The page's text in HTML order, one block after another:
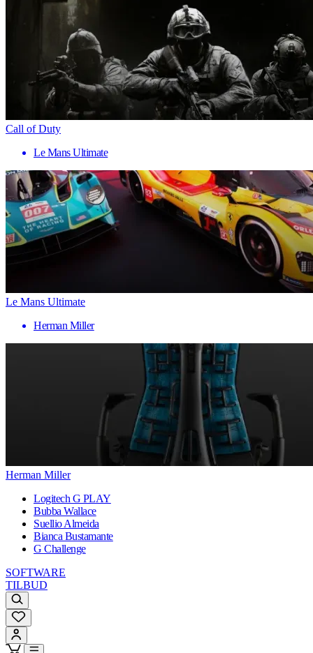
Call of Duty
Le Mans Ultimate
Le Mans Ultimate
Herman Miller
Herman Miller
Logitech G PLAY
Bubba Wallace
Suellio Almeida
Bianca Bustamante
G Challenge
SOFTWARE
TILBUD